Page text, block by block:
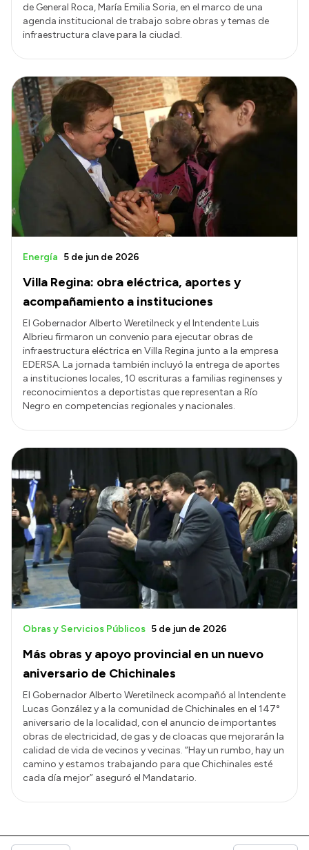
de General Roca, María Emilia Soria, en el marco de una
agenda institucional de trabajo sobre obras y temas de
infraestructura clave para la ciudad.
Villa Regina: obra eléctrica, aportes y
acompañamiento a instituciones
Energía 5 de jun de 2026
El Gobernador Alberto Weretilneck y el Intendente Luis
Albrieu firmaron un convenio para ejecutar obras de
infraestructura eléctrica en Villa Regina junto a la empresa
EDERSA. La jornada también incluyó la entrega de aportes
a instituciones locales, 10 escrituras a familias reginenses y
reconocimientos a deportistas que representan a Río
Negro en competencias regionales y nacionales.
Más obras y apoyo provincial en un nuevo
aniversario de Chichinales
Obras y Servicios Públicos 5 de jun de 2026
El Gobernador Alberto Weretilneck acompañó al Intendente
Lucas González y a la comunidad de Chichinales en el 147°
aniversario de la localidad, con el anuncio de importantes
obras de electricidad, de gas y de cloacas que mejorarán la
calidad de vida de vecinos y vecinas. “Hay un rumbo, hay un
camino y estamos trabajando para que Chichinales esté
cada día mejor” aseguró el Mandatario.